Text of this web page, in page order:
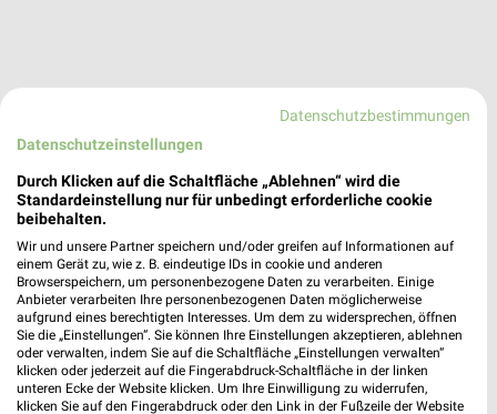
Adresse, Öffnungszeiten und Route für die
Adler Filiale in Mutterstadt
Egal ob Adresse, Öffnungszeiten oder Route, hier findest Du
alles zur Adler Filiale in Mutterstadt. Die aktuellsten Angebote
kannst Du Dir in den neuesten Prospekten anschauen. Wenn Du
ein schönes Schnäppchen gefunden hast, kannst Du über die
Routen-Funktion den schnellsten Weg zu Deiner Lieblings-
Filiale von Adler finden.
Datenschutzbestimmungen
Datenschutzeinstellungen
Durch Klicken auf die Schaltfläche „Ablehnen“ wird die
Standardeinstellung nur für unbedingt erforderliche cookie
beibehalten.
Wir und unsere Partner speichern und/oder greifen auf Informationen auf
einem Gerät zu, wie z. B. eindeutige IDs in cookie und anderen
Browserspeichern, um personenbezogene Daten zu verarbeiten. Einige
Anbieter verarbeiten Ihre personenbezogenen Daten möglicherweise
aufgrund eines berechtigten Interesses. Um dem zu widersprechen, öffnen
Sie die „Einstellungen“. Sie können Ihre Einstellungen akzeptieren, ablehnen
oder verwalten, indem Sie auf die Schaltfläche „Einstellungen verwalten“
klicken oder jederzeit auf die Fingerabdruck-Schaltfläche in der linken
unteren Ecke der Website klicken. Um Ihre Einwilligung zu widerrufen,
klicken Sie auf den Fingerabdruck oder den Link in der Fußzeile der Website